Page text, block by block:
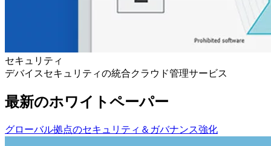
セキュリティ
デバイスセキュリティの統合クラウド管理サービス
最新のホワイトペーパー
グローバル拠点のセキュリティ＆ガバナンス強化